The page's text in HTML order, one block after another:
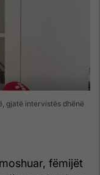
gjatë intervistës dhënë
fëmijët